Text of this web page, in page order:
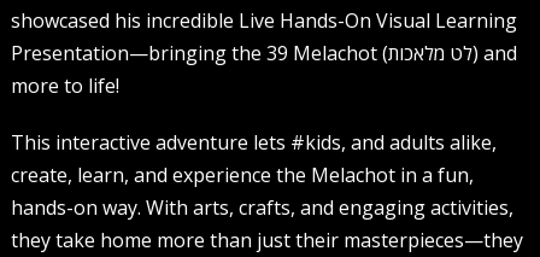
showcased his incredible Live Hands-On Visual Learning
Presentation—bringing the 39 Melachot (לט מלאכות) and
more to life!
This interactive adventure lets #kids, and adults alike,
create, learn, and experience the Melachot in a fun,
hands-on way. With arts, crafts, and engaging activities,
they take home more than just their masterpieces—they